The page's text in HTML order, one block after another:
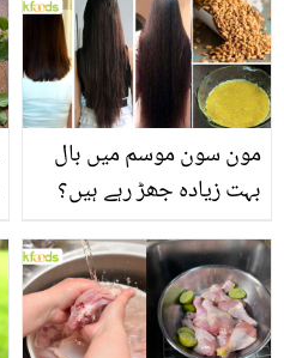
مون سون موسم میں بال
بہت زیادہ جھڑ رہے ہیں؟
بنانے کے چند قدرتی طریقے